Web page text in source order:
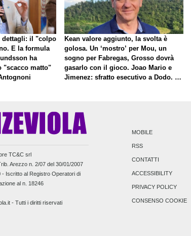
dettagli: il "colpo
E la formula
ha
"scacco matto"
Kean valore aggiunto, la svolta è
golosa. Un ‘mostro’ per Mou, un
sogno per Fabregas, Grosso dovrà
gasarlo con il gioco. Joao Mario e
Jimenez: sfratto esecutivo a Dodo. E
TC&C srl
Arezzo n. 2/07 del 30/01/2007
- Iscritto al Registro Operatori di
al n. 18246
- Tutti i diritti riservati
MOBILE
RSS
CONTATTI
ACCESSIBILITY
PRIVACY POLICY
CONSENSO COOKIE